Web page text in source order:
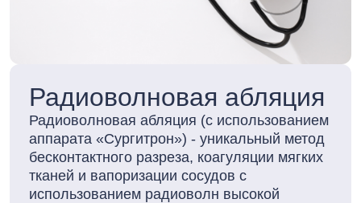
Радиоволновая абляция
Радиоволновая абляция (с использованием
аппарата «Сургитрон») - уникальный метод
бесконтактного разреза, коагуляции мягких
тканей и вапоризации сосудов с
использованием радиоволн высокой